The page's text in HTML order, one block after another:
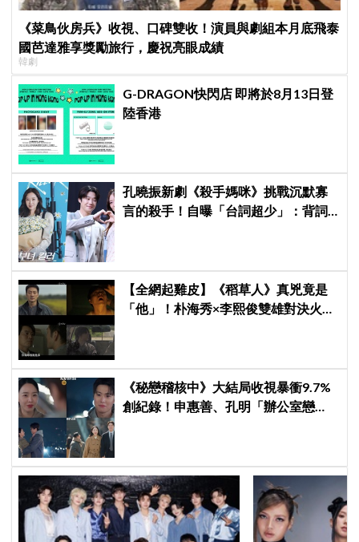
《菜鳥伙房兵》收視、口碑雙收！演員與劇組本月底飛泰
國芭達雅享獎勵旅行，慶祝亮眼成績
韓劇
G-DRAGON快閃店 即將於8月13日登
陸香港
孔曉振新劇《殺手媽咪》挑戰沉默寡
言的殺手！自曝「台詞超少」：背詞
【全網起雞皮】《稻草人》真兇竟是
「他」！朴海秀×李熙俊雙雄對決火花
《秘戀稽核中》大結局收視暴衝9.7%
創紀錄！申惠善、孔明「辦公室戀